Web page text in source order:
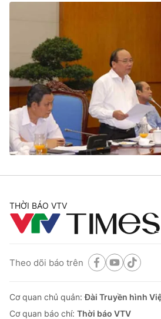
Liên hệ quảng cáo:
® Cấm sao chép dưới mọi hình thức
thuận bằng văn bản. Ghi rõ nguồn
thông tin từ website này.
THỜI BÁO VTV
Theo dõi báo trên
Cơ quan chủ quản:Đài Truyền hình
Cơ quan báo chí: Thời báo VTV